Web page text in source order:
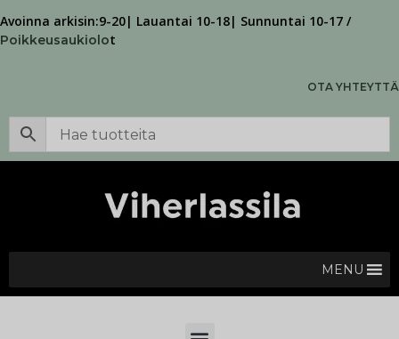
Avoinna arkisin:9-20| Lauantai 10-18| Sunnuntai 10-17 /
Poikkeusaukiolot
OTA YHTEYTTÄ
MENU